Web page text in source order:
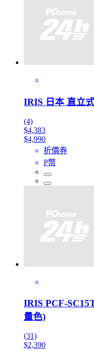
IRIS 日本 直立
(4)
$4,383
$4,990
折價券
P幣
IRIS PCF-
量色)
(31)
$2,390